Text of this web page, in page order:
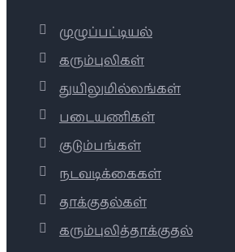
முழுப்பட்டியல்
கரும்புலிகள்
துயிலுமில்லங்கள்
படையணிகள்
குடும்பங்கள்
நடவடிக்கைகள்
தாக்குதல்கள்
கரும்புலித்தாக்குதல்